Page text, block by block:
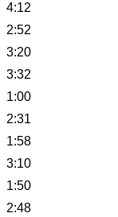
4:12
2:52
3:20
3:32
1:00
2:31
1:58
3:10
1:50
2:48